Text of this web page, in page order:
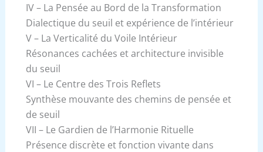
IV – La Pensée au Bord de la Transformation
Dialectique du seuil et expérience de l’intérieur
V – La Verticalité du Voile Intérieur
Résonances cachées et architecture invisible
du seuil
VI – Le Centre des Trois Reflets
Synthèse mouvante des chemins de pensée et
de seuil
VII – Le Gardien de l’Harmonie Rituelle
Présence discrète et fonction vivante dans